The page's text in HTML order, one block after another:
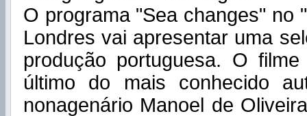
O programa "Sea changes" no
Londres vai apresentar uma
produção portuguesa. O
último do mais conhecido
nonagenário Manoel de